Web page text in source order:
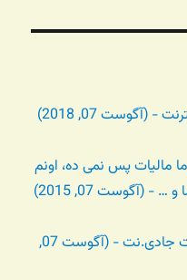
(آگوست 07, 2018)
مالیات پس نمی ده، اونم
- (آگوست 07, 2015)
بسته لوگوهای جدید برای سایت جادی.نت - (آگوست 07,